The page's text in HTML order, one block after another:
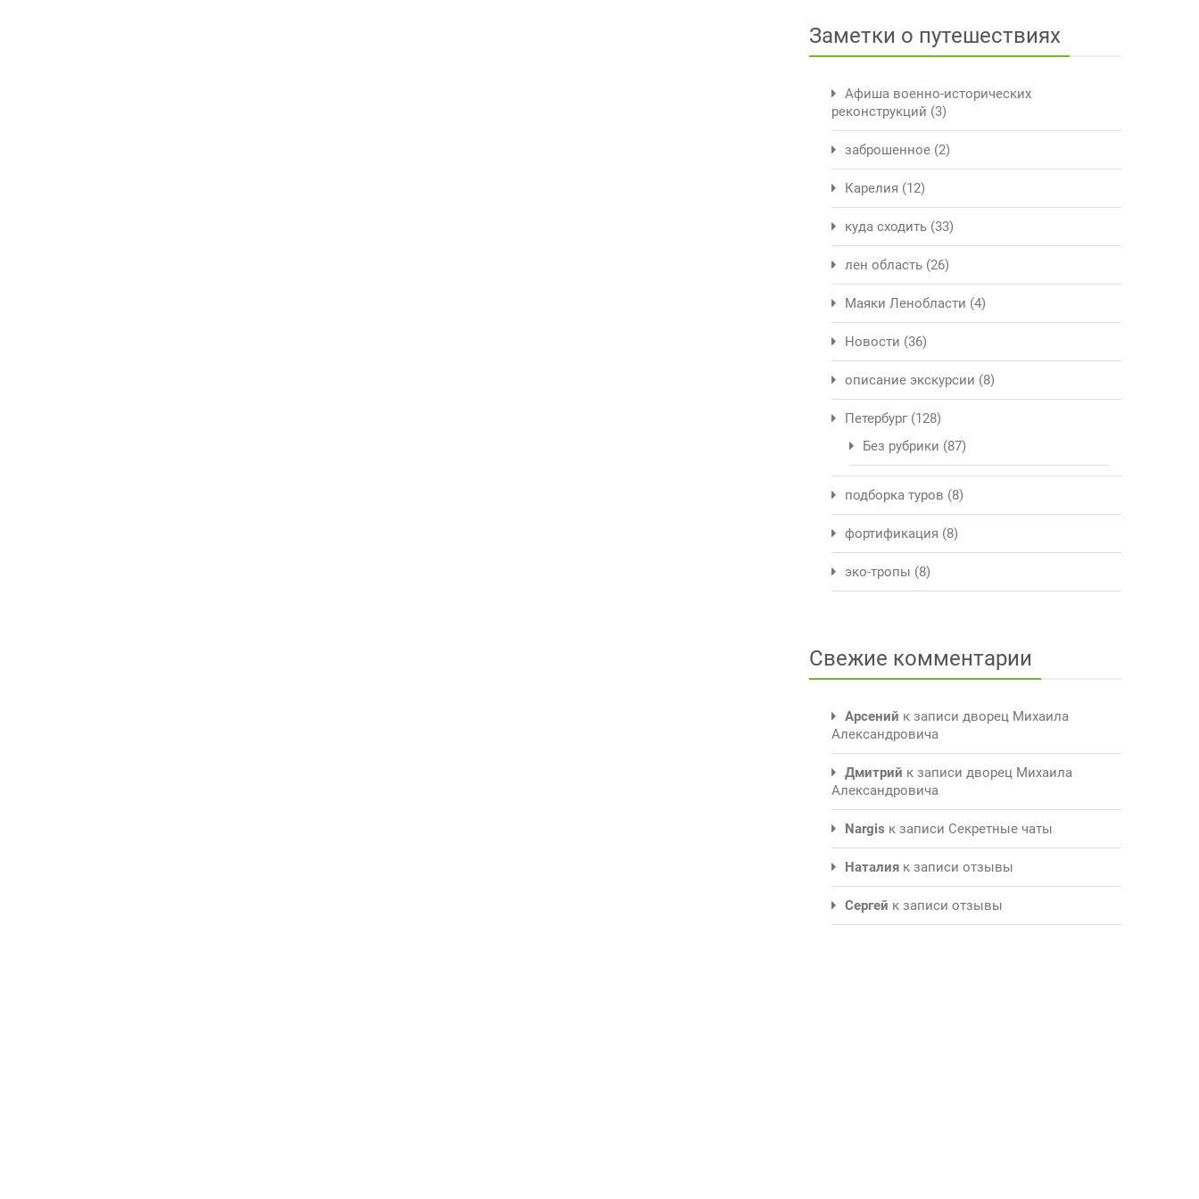
Заметки о путешествиях
Афиша военно-исторических
реконструкций (3)
заброшенное (2)
Карелия (12)
куда сходить (33)
лен область (26)
Маяки Ленобласти (4)
Новости (36)
описание экскурсии (8)
Петербург (128)
Без рубрики (87)
подборка туров (8)
фортификация (8)
эко-тропы (8)
Свежие комментарии
Арсений к записи дворец Михаила
Александровича
Дмитрий к записи дворец Михаила
Александровича
Nargis к записи Секретные чаты
Наталия к записи отзывы
Сергей к записи отзывы